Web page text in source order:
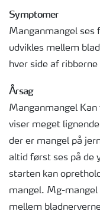
Symptomer
Manganmangel ses
udvikles mellem
hver side af
Årsag
Manganmangel
viser meget
der er mangel på
altid først ses på de
starten kan
mangel. Mg-mangel
mellem